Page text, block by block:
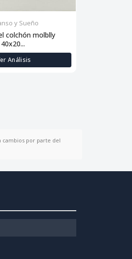
y Sueño
colchón molblly
Análisis
cambios por parte del